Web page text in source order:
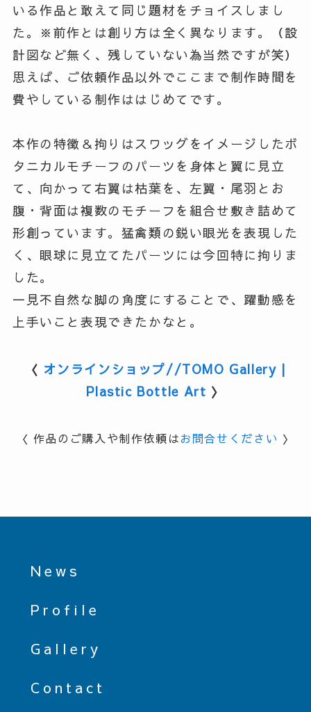
いる作品と敢えて同じ題材をチョイスしまし
た。※前作とは創り方は全く異なります。（設
計図など無く、残していない為当然ですが笑）
思えば、ご依頼作品以外でここまで制作時間を
費やしている制作ははじめてです。
本作の特徴＆拘りはスワッグをイメージしたボ
タニカルモチーフのパーツを身体と翼に見立
て、向かって右翼は枯葉を、左翼・尾羽とお
腹・背面は複数のモチーフを組合せ敷き詰めて
形創っています。猛禽類の鋭い眼光を表現した
く、眼球に見立てたパーツには今回特に拘りま
した。
一見不自然な脚の角度にすることで、躍動感を
上手いこと表現できたかなと。
〈 オンラインショップ//TOMO Gallery |
Plastic Bottle Art 〉
〈 作品のご購入や制作依頼はお問合せください 〉
News
Profile
Gallery
Contact